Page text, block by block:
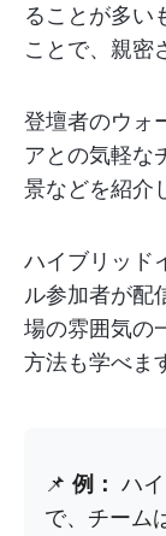
ることが多い
ことで、親密
登壇者のウォ
アとの気軽な
景などを紹介
ハイブリッド
ル参加者が配
場の雰囲気の
方法も学べま
📌 例： ハ
で、チーム